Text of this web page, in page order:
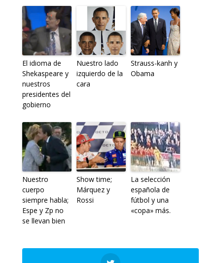
El idioma de
Shekaspeare y
nuestros
presidentes del
gobierno
Nuestro lado
izquierdo de la
cara
Strauss-kanh y
Obama
Nuestro
cuerpo
siempre habla;
Espe y Zp no
se llevan bien
Show time;
Márquez y
Rossi
La selección
española de
fútbol y una
«copa» más.